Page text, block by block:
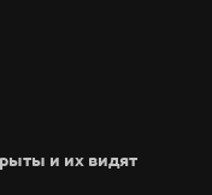
и их видят